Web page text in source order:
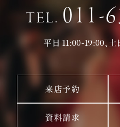
TEL. 011-
平日 11:00-19:00、
来店予約
資料請求